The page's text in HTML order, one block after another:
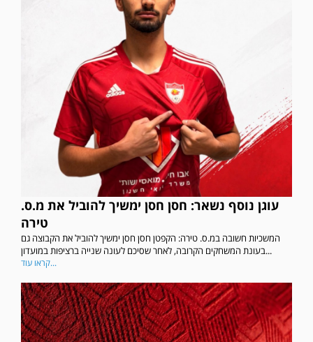
עוגן נוסף נשאר: חסן חסן ימשיך להוביל את מ.ס.
טירה
המשכיות חשובה במ.ס. טירה: הקפטן חסן חסן ימשיך להוביל את הקבוצה גם
בעונת המשחקים הקרובה, לאחר שסיכם לעונה שנייה ברציפות במועדון...
קראו עוד...